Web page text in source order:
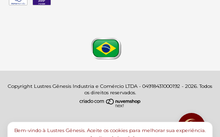
Bem-vindo à Lustres Gênesis. Aceite os cookies para melhorar sua experiência.
Copyright Lustres Gênesis Industria e Comércio LTDA - 04918431000192 - 2026. Todos
os direitos reservados.